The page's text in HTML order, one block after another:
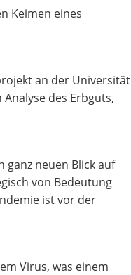
Keimen eines
an der Universität
des Erbguts,
ganz neuen Blick auf
von Bedeutung
ist vor der
Virus, was einem